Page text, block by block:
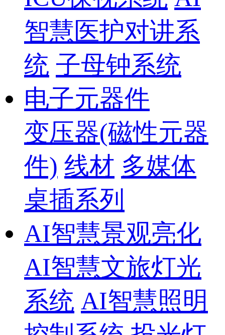
智慧医护对讲系
统 子母钟系统
电子元器件
变压器(磁性元器
件) 线材 多媒体
桌插系列
AI智慧景观亮化
AI智慧文旅灯光
系统 AI智慧照明